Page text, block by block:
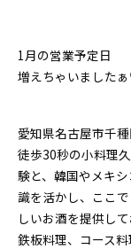
1月の営業予定日
増えちゃいました
愛知県名古屋市千
徒歩30秒の小料理
験と、韓国やメキ
識を活かし、ここ
しいお酒を提供し
鉄板料理、コース